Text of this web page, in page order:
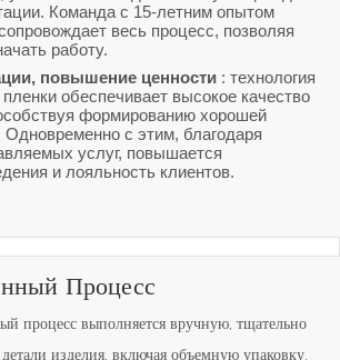
Команда с 15-летним опытом
весь процесс, позволяя
работу.
повышение ценности : технология
пленки обеспечивает высокое качество
формированию хорошей
Одновременно с этим, благодаря
услуг, повышается
и лояльность клиентов.
Процесс
процесс выполняется вручную, тщательно
изделия, включая объемную упаковку.